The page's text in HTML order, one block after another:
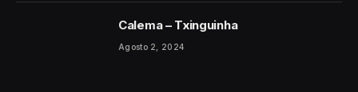
Calema – Txinguinha
Agosto 2, 2024